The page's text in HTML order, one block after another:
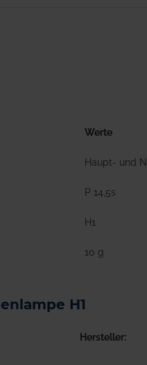
Werte
Haupt- und
P 14,5s
H1
10 g
H1
Hersteller